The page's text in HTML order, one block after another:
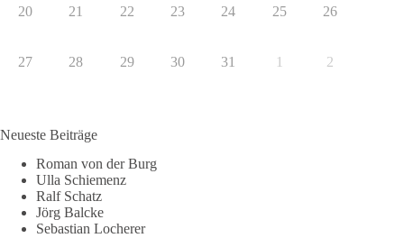
20 21 22 23 24 25 26
27 28 29 30 31 1 2
Neueste Beiträge
Roman von der Burg
Ulla Schiemenz
Ralf Schatz
Jörg Balcke
Sebastian Locherer